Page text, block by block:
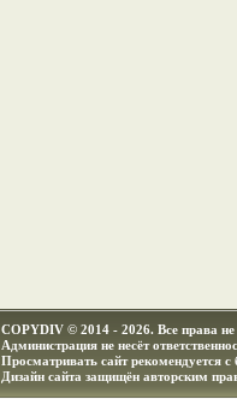
COPYDIV © 2014 - 2026. Все права
Администрация не несёт
Просматривать сайт рекомендуется с
Дизайн сайта защищён авторским